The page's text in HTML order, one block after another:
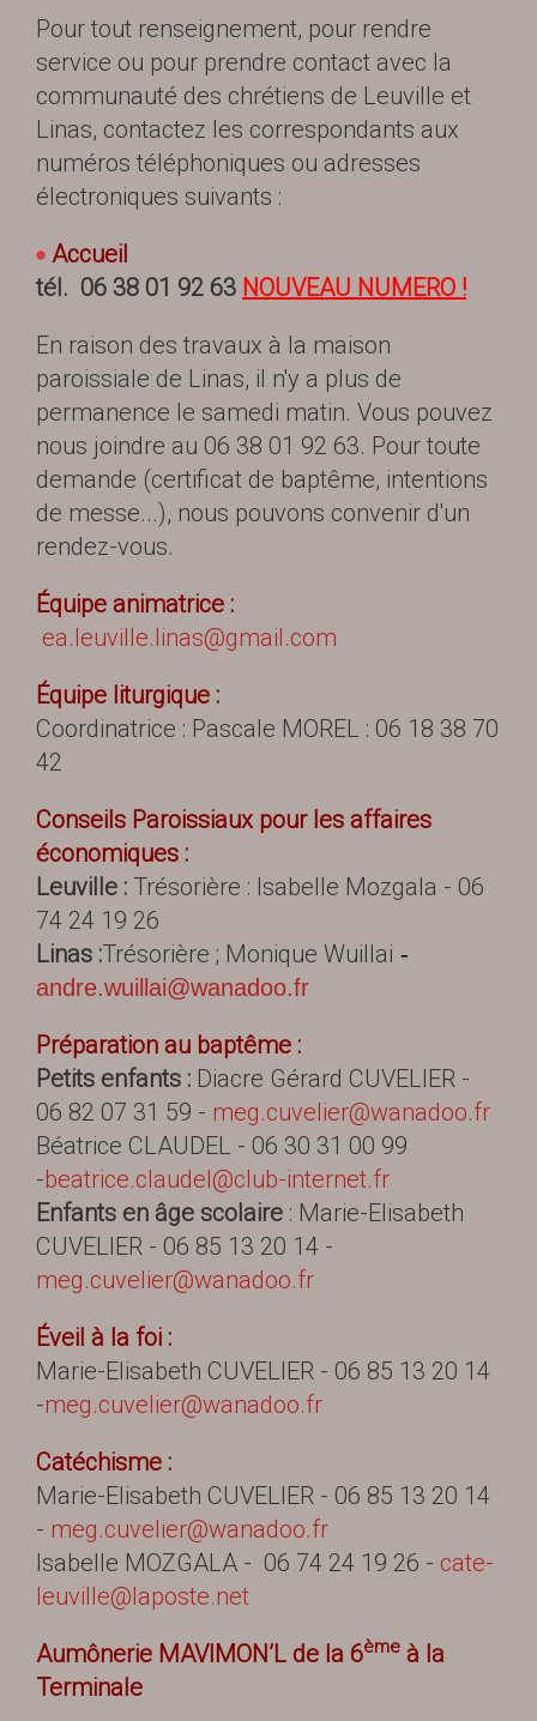
Pour tout renseignement, pour rendre
service ou pour prendre contact avec la
communauté des chrétiens de Leuville et
Linas, contactez les correspondants aux
numéros téléphoniques ou adresses
électroniques suivants :
Accueil
tél. 06 38 01 92 63 NOUVEAU NUMERO !
En raison des travaux à la maison
paroissiale de Linas, il n'y a plus de
permanence le samedi matin. Vous pouvez
nous joindre au 06 38 01 92 63. Pour toute
demande (certificat de baptême, intentions
de messe...), nous pouvons convenir d'un
rendez-vous.
Équipe animatrice :
ea.leuville.linas@gmail.com
Équipe liturgique :
Coordinatrice : Pascale MOREL : 06 18 38 70
42
Conseils Paroissiaux pour les affaires
économiques :
Leuville : Trésorière : Isabelle Mozgala - 06
74 24 19 26
Linas :Trésorière ; Monique Wuillai -
andre.wuillai@wanadoo.fr
Préparation au baptême :
Petits enfants : Diacre Gérard CUVELIER -
06 82 07 31 59 - meg.cuvelier@wanadoo.fr
Béatrice CLAUDEL - 06 30 31 00 99
-beatrice.claudel@club-internet.fr
Enfants en âge scolaire : Marie-Elisabeth
CUVELIER - 06 85 13 20 14 -
meg.cuvelier@wanadoo.fr
Éveil à la foi :
Marie-Elisabeth CUVELIER - 06 85 13 20 14
-meg.cuvelier@wanadoo.fr
Catéchisme :
Marie-Elisabeth CUVELIER - 06 85 13 20 14
- meg.cuvelier@wanadoo.fr
Isabelle MOZGALA - 06 74 24 19 26 - cate-
leuville@laposte.net
Aumônerie MAVIMON’L de la 6ème à la
Terminale